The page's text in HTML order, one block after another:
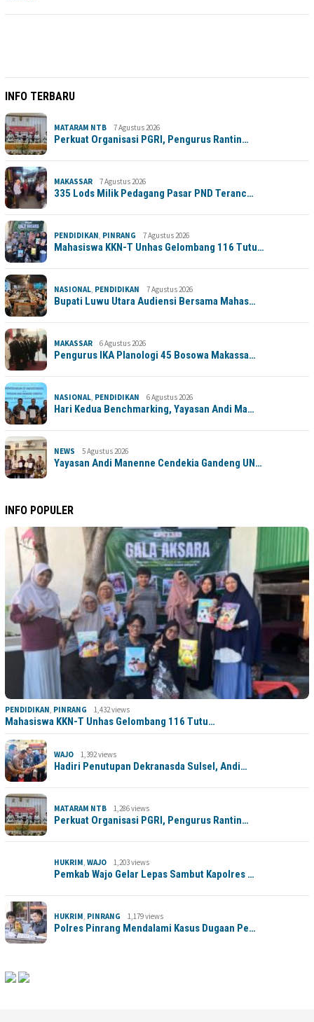
INFO TERBARU
MATARAM NTB 7 Agustus 2026
Perkuat Organisasi PGRI, Pengurus Rantin…
MAKASSAR 7 Agustus 2026
335 Lods Milik Pedagang Pasar PND Teranc…
PENDIDIKAN, PINRANG 7 Agustus 2026
Mahasiswa KKN-T Unhas Gelombang 116 Tutu…
NASIONAL, PENDIDIKAN 7 Agustus 2026
Bupati Luwu Utara Audiensi Bersama Mahas…
MAKASSAR 6 Agustus 2026
Pengurus IKA Planologi 45 Bosowa Makassa…
NASIONAL, PENDIDIKAN 6 Agustus 2026
Hari Kedua Benchmarking, Yayasan Andi Ma…
NEWS 5 Agustus 2026
Yayasan Andi Manenne Cendekia Gandeng UN…
INFO POPULER
PENDIDIKAN PINRANG 1,432 views
Mahasiswa KKN-T Unhas Gelombang 116 Tutu…
WAJO 1,392 views
Hadiri Penutupan Dekranasda Sulsel, Andi…
MATARAM NTB 1,286 views
Perkuat Organisasi PGRI, Pengurus Rantin…
HUKRIM WAJO 1,203 views
Pemkab Wajo Gelar Lepas Sambut Kapolres …
HUKRIM PINRANG 1,179 views
Polres Pinrang Mendalami Kasus Dugaan Pe…